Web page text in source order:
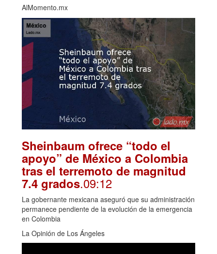
AlMomento.mx
Sheinbaum ofrece “todo el
apoyo” de México a Colombia
tras el terremoto de magnitud
7.4 grados.09:12
La gobernante mexicana aseguró que su administración
permanece pendiente de la evolución de la emergencia
en Colombia
La Opinión de Los Ángeles